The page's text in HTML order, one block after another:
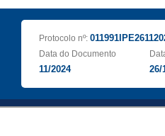
Protocolo nº:
Data do Documento
11/2024 26/